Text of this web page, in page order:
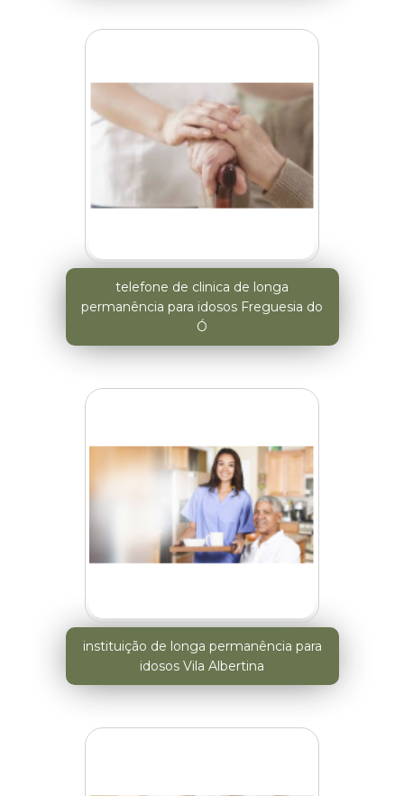
telefone de clinica de longa
permanência para idosos Freguesia do
Ó
instituição de longa permanência para
idosos Vila Albertina